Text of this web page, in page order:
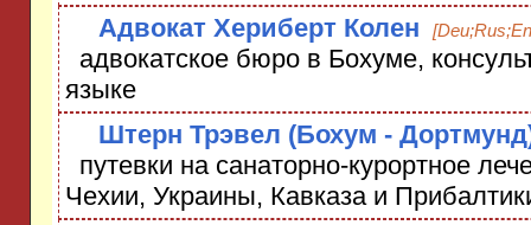
Адвокат Хериберт Колен
адвокатское бюро в Бохуме,
языке
Штерн Трэвел (Бохум -
путевки на санаторно-курортное
Чехии, Украины, Кавказа и